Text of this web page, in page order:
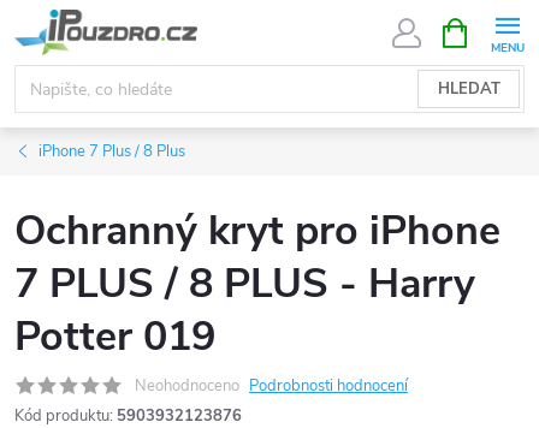
na
obsah
HLEDAT
NÁKUPNÍ
KOŠÍK
iPhone 7 Plus / 8 Plus
Ochranný kryt pro iPhone
7 PLUS / 8 PLUS - Harry
Potter 019
Neohodnoceno Podrobnosti hodnocení
Kód produktu: 5903932123876